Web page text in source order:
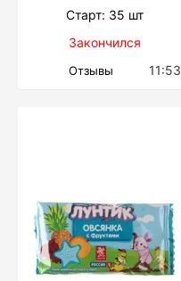
Cтарт: 35 шт
Закончился
Отзывы 11:53